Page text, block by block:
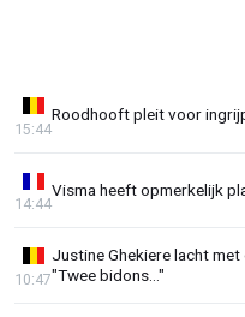
Roodhooft pleit voor
15:44
Visma heeft opmerkelijk
14:44
Justine Ghekiere lacht
"Twee bidons..."
10:47